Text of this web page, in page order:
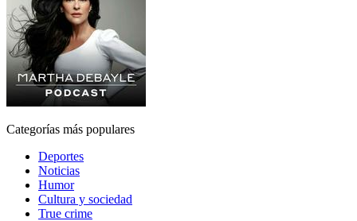
Categorías más populares
Deportes
Noticias
Humor
Cultura y sociedad
True crime